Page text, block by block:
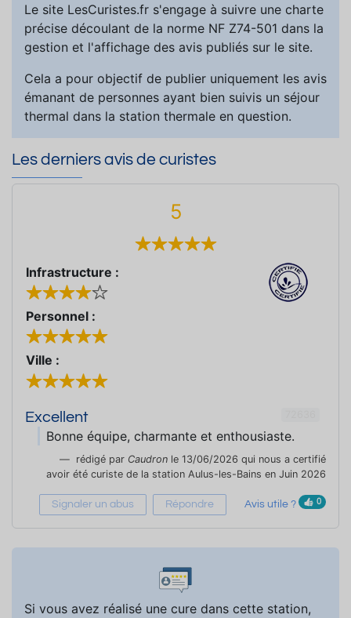
Le site LesCuristes.fr s'engage à suivre une charte
précise découlant de la norme NF Z74-501 dans la
gestion et l'affichage des avis publiés sur le site.
Cela a pour objectif de publier uniquement les avis
émanant de personnes ayant bien suivis un séjour
thermal dans la station thermale en question.
Les derniers avis de curistes
5
Infrastructure :
Personnel :
Ville :
Excellent
Bonne équipe, charmante et enthousiaste.
rédigé par Caudron le 13/06/2026 qui nous a certifié
avoir été curiste de la station Aulus-les-Bains en Juin 2026
Signaler un abus Répondre Avis utile ? 0
Si vous avez réalisé une cure dans cette station,